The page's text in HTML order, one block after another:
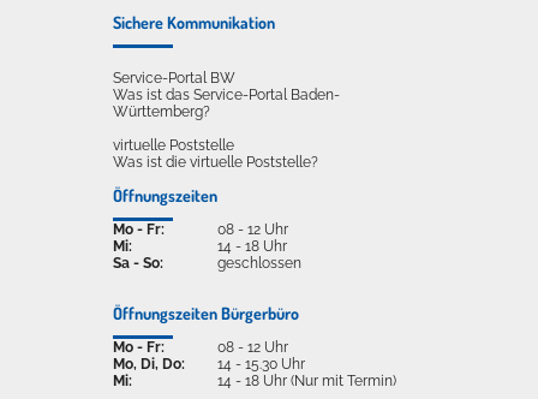
Sichere Kommunikation
Service-Portal BW
Was ist das Service-Portal Baden-
Württemberg?
virtuelle Poststelle
Was ist die virtuelle Poststelle?
Öffnungszeiten
Mo - Fr:
Mi:
Sa - So:
08 - 12 Uhr
14 - 18 Uhr
geschlossen
Öffnungszeiten Bürgerbüro
Mo - Fr:
Mo, Di, Do:
Mi:
08 - 12 Uhr
14 - 15.30 Uhr
14 - 18 Uhr (Nur mit Termin)